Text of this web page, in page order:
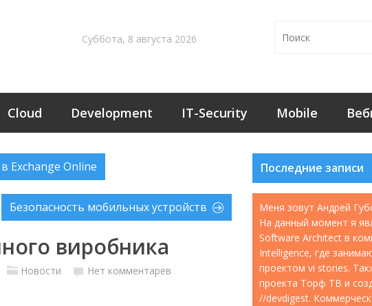
Суббота, 8 августа 2026
Cloud Development IT-Security Mobile
Exchange Online
Безопасность мобильных устройств
виробника
Новости
Нет комментарев
Последние записи
Меня зовут Андрей
На данный момент я
Software Architect в
Intelligence, где
проектом vi stories.
проекта Торф ТВ и
//devdigest.